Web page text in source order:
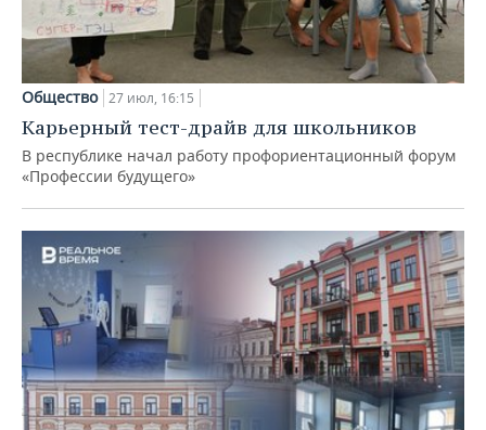
Общество 27 июл, 16:15
Карьерный тест-драйв для школьников
В республике начал работу профориентационный форум
«Профессии будущего»